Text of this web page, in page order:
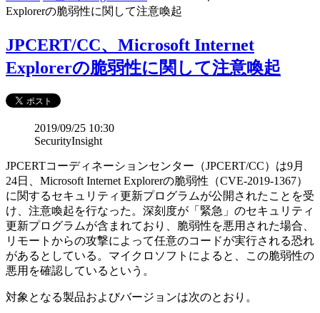
Explorerの脆弱性に関して注意喚起
JPCERT/CC、Microsoft Internet
Explorerの脆弱性に関して注意喚起
2019/09/25 10:30
SecurityInsight
JPCERTコーディネーションセンター（JPCERT/CC）は9月
24日、Microsoft Internet Explorerの脆弱性（CVE-2019-1367）
に関するセキュリティ更新プログラムが公開されたことを受
け、注意喚起を行なった。深刻度が「緊急」のセキュリティ
更新プログラムが含まれており、脆弱性を悪用された場合、
リモートからの攻撃によって任意のコードが実行される恐れ
があるとしている。マイクロソフトによると、この脆弱性の
悪用を確認しているという。
対象となる製品およびバージョンは次のとおり。